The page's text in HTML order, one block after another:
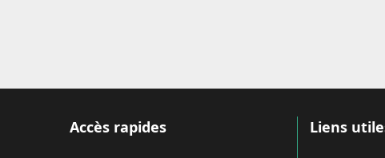
Accès rapides Liens